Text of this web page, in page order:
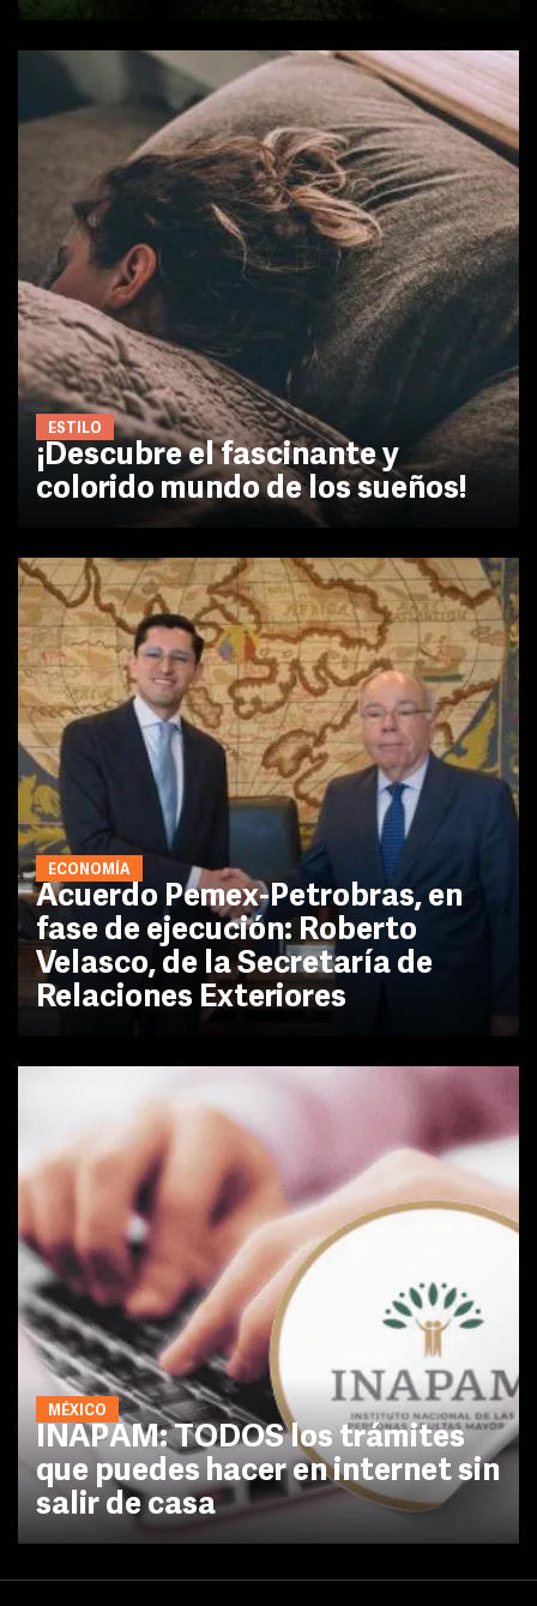
ESTILO
¡Descubre el fascinante y
colorido mundo de los sueños!
ECONOMÍA
Acuerdo Pemex-Petrobras, en
fase de ejecución: Roberto
Velasco, de la Secretaría de
Relaciones Exteriores
MÉXICO
INAPAM: TODOS los trámites
que puedes hacer en internet sin
salir de casa